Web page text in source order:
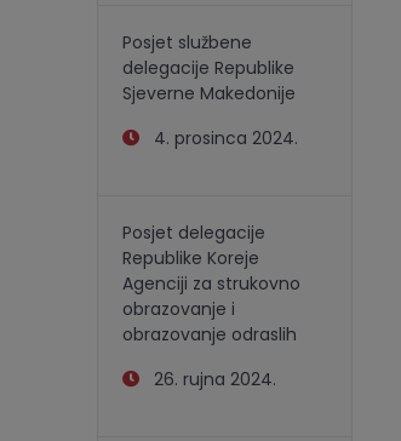
Posjet službene
delegacije Republike
Sjeverne Makedonije
4. prosinca 2024.
Posjet delegacije
Republike Koreje
Agenciji za strukovno
obrazovanje i
obrazovanje odraslih
26. rujna 2024.